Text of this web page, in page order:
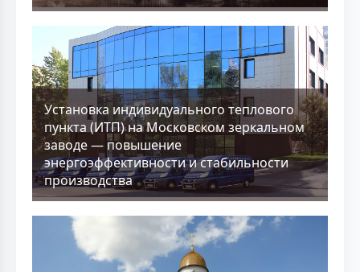
Установка индивидуального теплового
пункта (ИТП) на Московском зеркальном
заводе — повышение
энергоэффективности и стабильности
производства